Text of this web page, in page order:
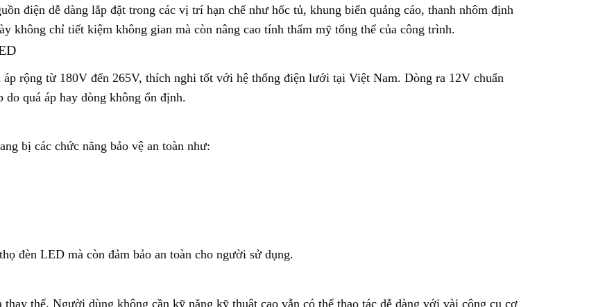
điện dễ dàng lắp đặt trong các vị trí hạn chế như hốc tủ, khung biển quảng cáo, thanh nhôm định
không chỉ tiết kiệm không gian mà còn nâng cao tính thẩm mỹ tổng thể của công trình.
rộng từ 180V đến 265V, thích nghi tốt với hệ thống điện lưới tại Việt Nam. Dòng ra 12V chuẩn
quá áp hay dòng không ổn định.
bị các chức năng bảo vệ an toàn như:
đèn LED mà còn đảm bảo an toàn cho người sử dụng.
thế. Người dùng không cần kỹ năng kỹ thuật cao vẫn có thể thao tác dễ dàng với vài công cụ cơ